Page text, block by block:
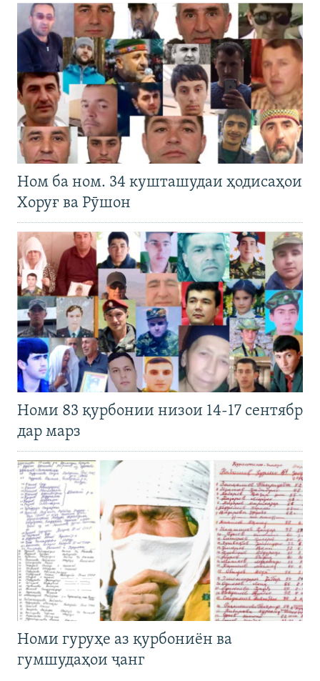
Ном ба ном. 34 кушташудаи ҳодисаҳои
Хоруғ ва Рӯшон
Номи 83 қурбонии низои 14-17 сентябр
дар марз
Номи гуруҳе аз қурбониён ва
гумшудаҳои ҷанг